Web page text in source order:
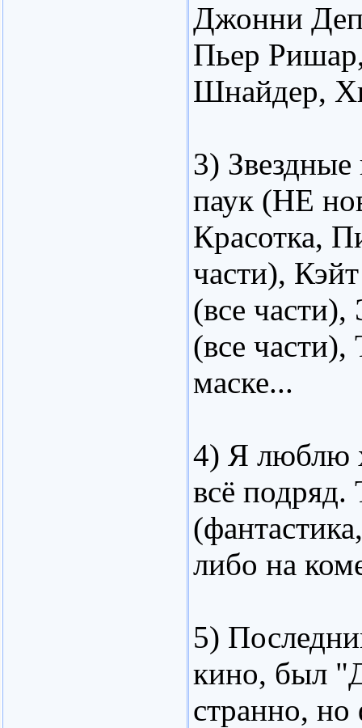
Джонни
Пьер
Шнайдер,
3)
паук (НЕ
Красотка,
части),
(все
(все
маске...
4) Я люблю
всё
либо на
5)
кино, был
странно,